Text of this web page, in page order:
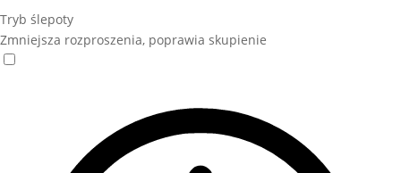
Tryb ślepoty
Zmniejsza rozproszenia, poprawia skupienie